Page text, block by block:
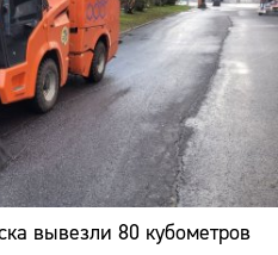
вывезли 80 кубометров